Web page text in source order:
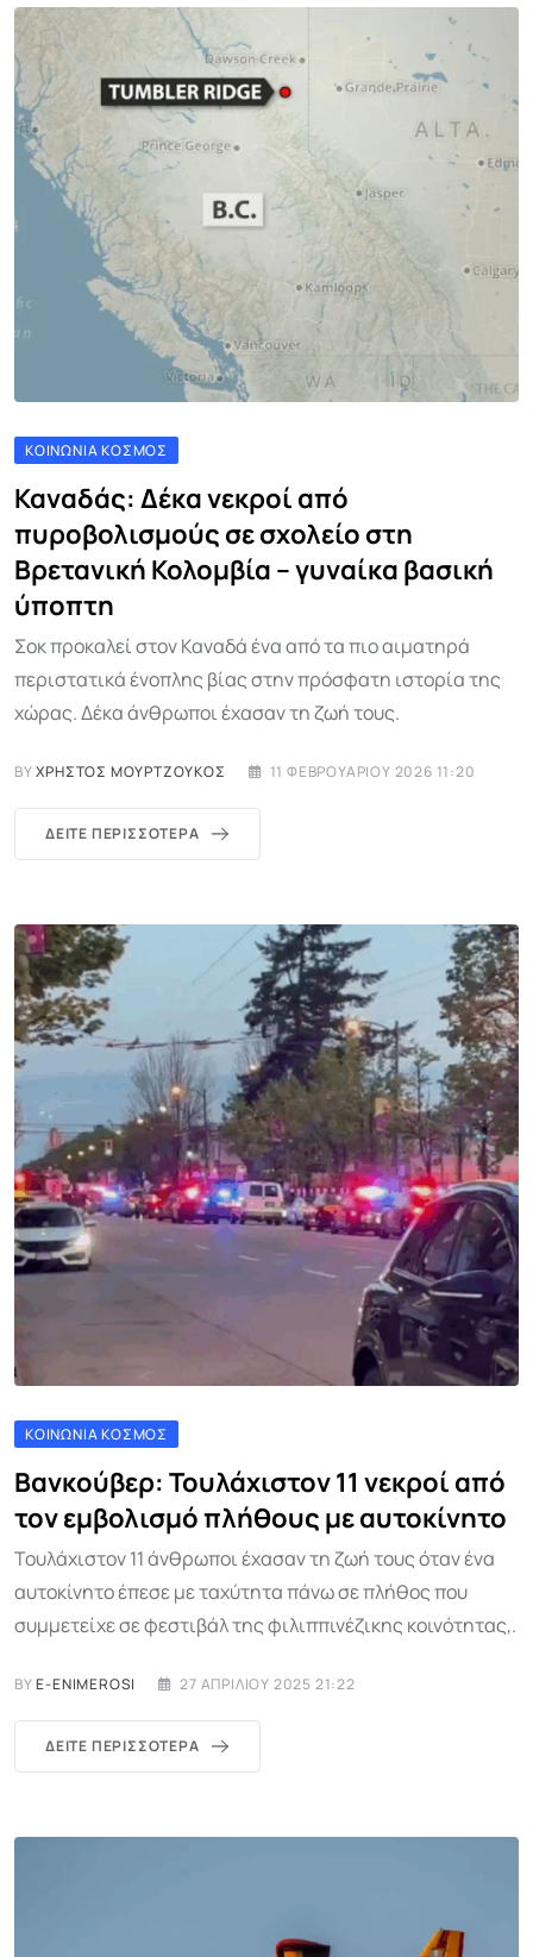
ΚΟΙΝΩΝΊΑ ΚΌΣΜΟΣ
Καναδάς: Δέκα νεκροί από
πυροβολισμούς σε σχολείο στη
Βρετανική Κολομβία – γυναίκα βασική
ύποπτη
Σοκ προκαλεί στον Καναδά ένα από τα πιο αιματηρά
περιστατικά ένοπλης βίας στην πρόσφατη ιστορία της
χώρας. Δέκα άνθρωποι έχασαν τη ζωή τους.
BYΧΡΉΣΤΟΣ ΜΟΥΡΤΖΟΎΚΟΣ 11 ΦΕΒΡΟΥΑΡΊΟΥ 2026 11:20
ΔΕΊΤΕ ΠΕΡΙΣΣΌΤΕΡΑ
ΚΟΙΝΩΝΊΑ ΚΌΣΜΟΣ
Βανκούβερ: Τουλάχιστον 11 νεκροί από
τον εμβολισμό πλήθους με αυτοκίνητο
Τουλάχιστον 11 άνθρωποι έχασαν τη ζωή τους όταν ένα
αυτοκίνητο έπεσε με ταχύτητα πάνω σε πλήθος που
συμμετείχε σε φεστιβάλ της φιλιππινέζικης κοινότητας,.
BYE-ENIMEROSI 27 ΑΠΡΙΛΊΟΥ 2025 21:22
ΔΕΊΤΕ ΠΕΡΙΣΣΌΤΕΡΑ